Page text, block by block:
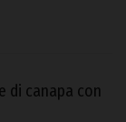
di canapa con